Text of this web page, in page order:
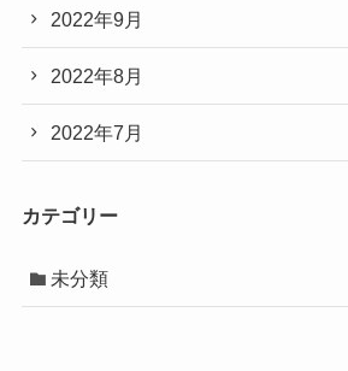
2022年9月
2022年8月
2022年7月
カテゴリー
未分類